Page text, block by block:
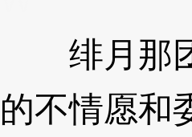
绯月那团
的不情愿和